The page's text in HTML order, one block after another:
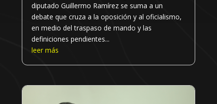
diputado Guillermo Ramírez se suma a un
debate que cruza a la oposición y al oficialismo,
en medio del traspaso de mando y las
definiciones pendientes...
leer más